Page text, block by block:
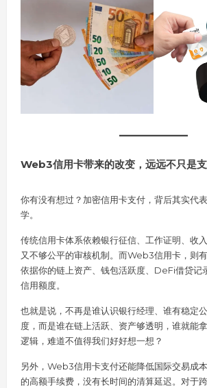
Web3信用卡带来的改变，远远不只是
你有没有想过？加密信用卡支付，背后其实代
学。
传统信用卡体系依赖银行征信、工作证明、
又不够公平的审核机制。而Web3信用卡，则
依据你的链上资产、钱包活跃度、DeFi借贷记
信用额度。
也就是说，不再是谁认识银行经理、谁有稳定
度，而是谁在链上活跃、资产够透明，谁就能
逻辑，难道不值得我们好好想一想？
另外，Web3信用卡支付还能降低国际交易
的高额手续费，没有长时间的清算延迟。对于